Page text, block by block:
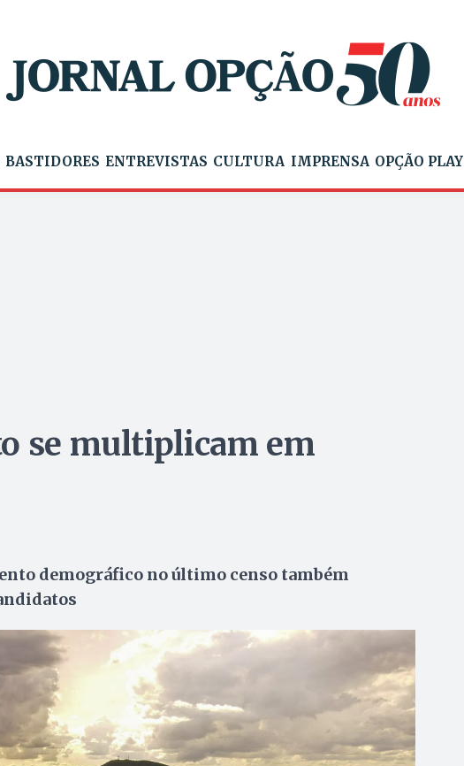
BASTIDORES ENTREVISTAS CULTURA IMPRENSA OPÇÃO PLAY
se multiplicam em
demográfico no último censo também